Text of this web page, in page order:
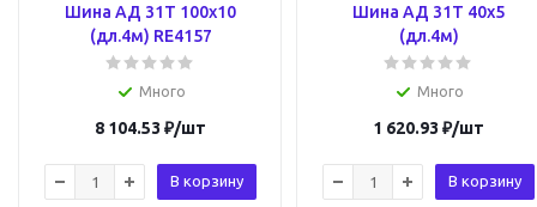
Шина АД 31Т 100х10
(дл.4м) RE4157
Много
8 104.53 ₽/шт
В корзину
Шина АД 31Т 40х5
(дл.4м)
Много
1 620.93 ₽/шт
В корзину